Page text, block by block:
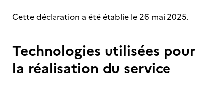
Cette déclaration a été établie le 26 mai 2025.
Technologies utilisées pour
la réalisation du service